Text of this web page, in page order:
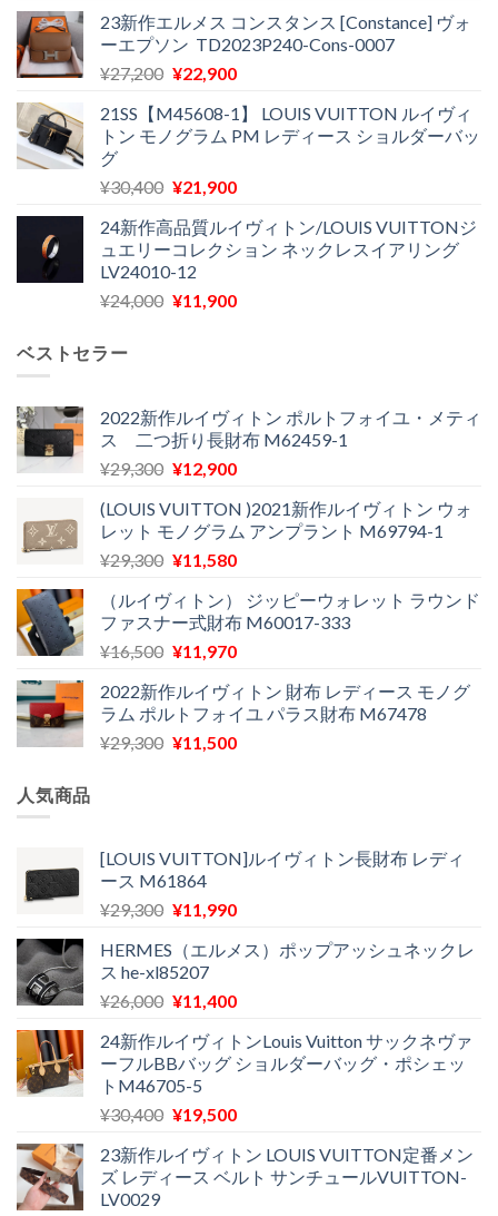
価
格
は
で
し
の
価
格
¥18,300
で
23新作エルメス コンスタンス [Constance] ヴォ
ーエプソン TD2023P240-Cons-0007
¥27,200 元
価
格
¥27,200
し
た。
¥22,900現
の
価
は
で
す。
21SS【M45608-1】 LOUIS VUITTON ルイヴィ
トン モノグラム PM レディース ショルダーバッ
グ
¥30,400 元
価
格
は
¥30,400
¥21,900現
の
価
は
24新作高品質ルイヴィトン/LOUIS VUITTONジ
ュエリーコレクション ネックレスイアリング
LV24010-12
¥24,000 元
¥24,000
で
し
¥11,900現
は
¥11,900
で
ベストセラー
2022新作ルイヴィトン ポルトフォイユ・メティ
ス 二つ折り長財布 M62459-1
¥29,300 元
価
格
は
で
し
た。
¥12,900現
の
価
格
¥12,900
で
す。
(LOUIS VUITTON )2021新作ルイヴィトン ウォ
レット モノグラム アンプラント M69794-1
¥29,300 元
価
格
は
で
し
た。
¥11,580現
の
価
格
¥11,580
で
す。
（ルイヴィトン） ジッピーウォレット ラウンド
ファスナー式財布 M60017-333
¥16,500 元
価
格
は
¥11,970現
の
価
格
2022新作ルイヴィトン 財布 レディース モノグ
ラム ポルトフォイユ パラス財布 M67478
¥29,300 元
¥29,300
で
し
¥11,500現
は
で
人気商品
[LOUIS VUITTON]ルイヴィトン長財布 レディ
ース M61864
¥29,300 元
価
格
は
で
し
た。
¥11,990現
の
格
¥11,990
で
HERMES（エルメス）ポップアッシュネックレ
ス he-xl85207
¥26,000 元
価
格
は
¥26,000
し
た。
¥11,400現
の
価
は
で
す。
24新作ルイヴィトンLouis Vuitton サックネヴァ
ーフルBBバッグ ショルダーバッグ・ポシェッ
トM46705-5
¥30,400 元
価
格
¥19,500現
の
価
23新作ルイヴィトン LOUIS VUITTON定番メン
ズ レディース ベルト サンチュールVUITTON-
LV0029